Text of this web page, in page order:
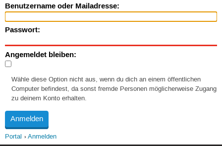
Benutzername oder Mailadresse:
Passwort:
Angemeldet bleiben:
Wähle diese Option nicht aus, wenn du dich an einem öffentlichen
Computer befindest, da sonst fremde Personen möglicherweise Zugang
zu deinem Konto erhalten.
Portal Anmelden